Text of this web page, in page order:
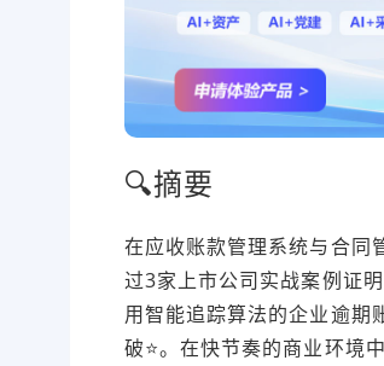
🔍摘要
在应收账款管理系统与合同
过3家上市公司实战案例证
用智能追踪算法的企业逾期
破⭐。在快节奏的商业环境中